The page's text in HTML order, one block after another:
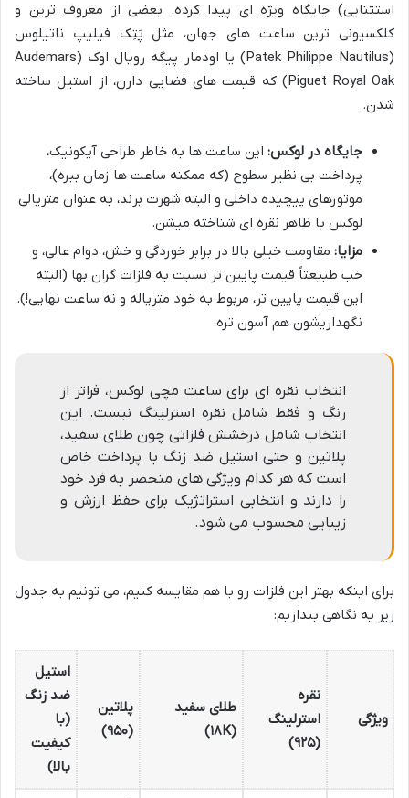
استثنایی) جایگاه ویژه ای پیدا کرده. بعضی از معروف ترین و
کلکسیونی ترین ساعت های جهان، مثل پَتِک فیلیپ ناتیلوس
(Patek Philippe Nautilus) یا اودمار پیگه رویال اوک (Audemars
Piguet Royal Oak) که قیمت های فضایی دارن، از استیل ساخته
شدن.
جایگاه در لوکس: این ساعت ها به خاطر طراحی آیکونیک،
پرداخت بی نظیر سطوح (که ممکنه ساعت ها زمان ببره)،
موتورهای پیچیده داخلی و البته شهرت برند، به عنوان متریالی
لوکس با ظاهر نقره ای شناخته میشن.
مزایا: مقاومت خیلی بالا در برابر خوردگی و خش، دوام عالی، و
خب طبیعتاً قیمت پایین تر نسبت به فلزات گران بها (البته
این قیمت پایین تر، مربوط به خود متریاله و نه ساعت نهایی!).
نگهداریشون هم آسون تره.
انتخاب نقره ای برای ساعت مچی لوکس، فراتر از
رنگ و فقط شامل نقره استرلینگ نیست. این
انتخاب شامل درخشش فلزاتی چون طلای سفید،
پلاتین و حتی استیل ضد زنگ با پرداخت خاص
است که هر کدام ویژگی های منحصر به فرد خود
را دارند و انتخابی استراتژیک برای حفظ ارزش و
زیبایی محسوب می شود.
برای اینکه بهتر این فلزات رو با هم مقایسه کنیم، می تونیم به جدول
زیر یه نگاهی بندازیم:
ویژگی
نقره
استرلینگ
(۹۲۵)
طلای سفید
(۱۸K)
پلاتین
(۹۵۰)
استیل
ضد زنگ
(با
کیفیت
بالا)